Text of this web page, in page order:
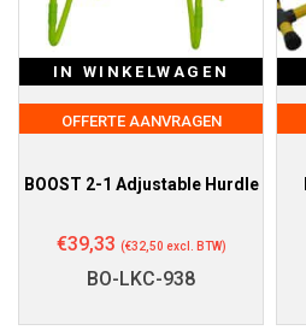
IN WINKELWAGEN
OFFERTE AANVRAGEN
BOOST 2-1 Adjustable Hurdle
€39,33 (€32,50 excl. BTW)
BO-LKC-938